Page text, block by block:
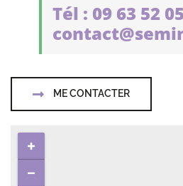
Tél : 09 63 52
ME CONTACTER